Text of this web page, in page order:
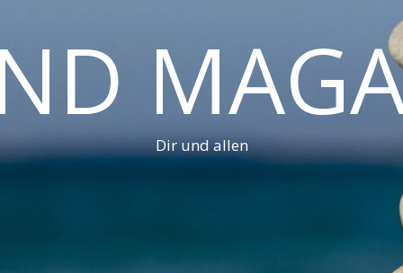
Dir und allen